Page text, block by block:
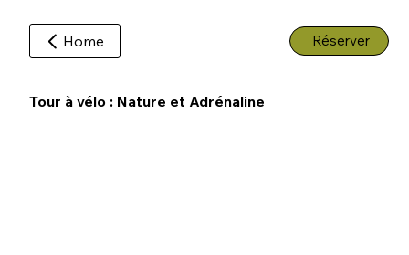
Home Réserver
Tour à vélo : Nature et Adrénaline